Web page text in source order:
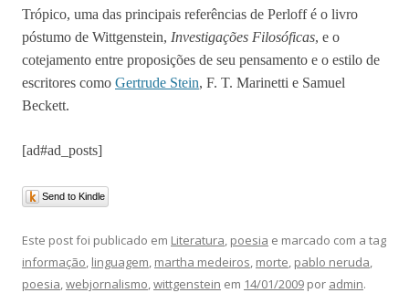
Trópico, uma das principais referências de Perloff é o livro
póstumo de Wittgenstein, Investigações Filosóficas, e o
cotejamento entre proposições de seu pensamento e o estilo de
escritores como Gertrude Stein, F. T. Marinetti e Samuel
Beckett.
[ad#ad_posts]
Send to Kindle
Este post foi publicado em Literatura poesia e marcado com a tag
informação linguagem martha medeiros morte pablo neruda
poesia webjornalismo wittgenstein em 14/01/2009 por admin.